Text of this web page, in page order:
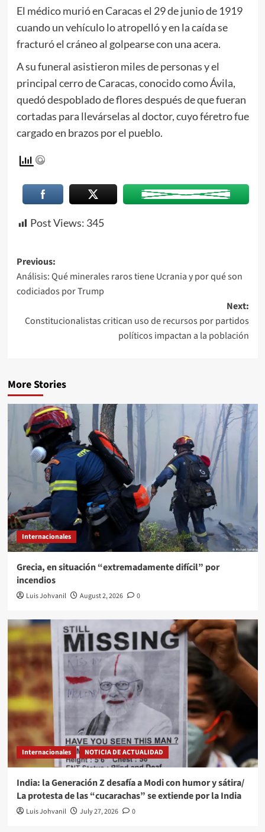
El médico murió en Caracas el 29 de junio de 1919
cuando un vehículo lo atropelló y en la caída se
fracturó el cráneo al golpearse con una acera.
A su funeral asistieron miles de personas y el
principal cerro de Caracas, conocido como Ávila,
quedó despoblado de flores después de que fueran
cortadas para llevárselas al doctor, cuyo féretro fue
cargado en brazos por el pueblo.
Post Views: 345
Previous:
Análisis: Qué minerales raros tiene Ucrania y por qué son
codiciados por Trump
Next:
Constitucionalistas critican uso de recursos por partidos
políticos impactan a la población
More Stories
Internacionales
Grecia, en situación “extremadamente difícil” por
incendios
Luis Johvanil August 2, 2026 0
Internacionales NOTICIA DE ACTUALIDAD
India: la Generación Z desafía a Modi con humor y sátira/
La protesta de las “cucarachas” se extiende por la India
Luis Johvanil July 27, 2026 0